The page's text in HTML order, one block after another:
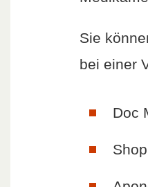
Sie
bei einer
Doc